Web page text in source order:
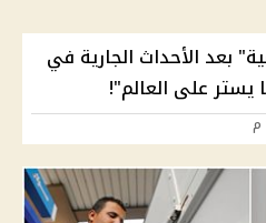
بعد الأحداث الجارية في
يستر على العالم"!